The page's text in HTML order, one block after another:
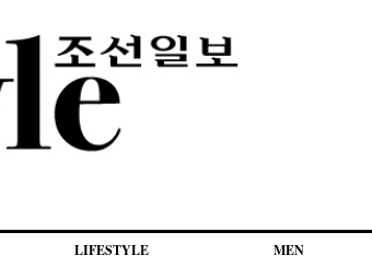
LIFESTYLE MEN